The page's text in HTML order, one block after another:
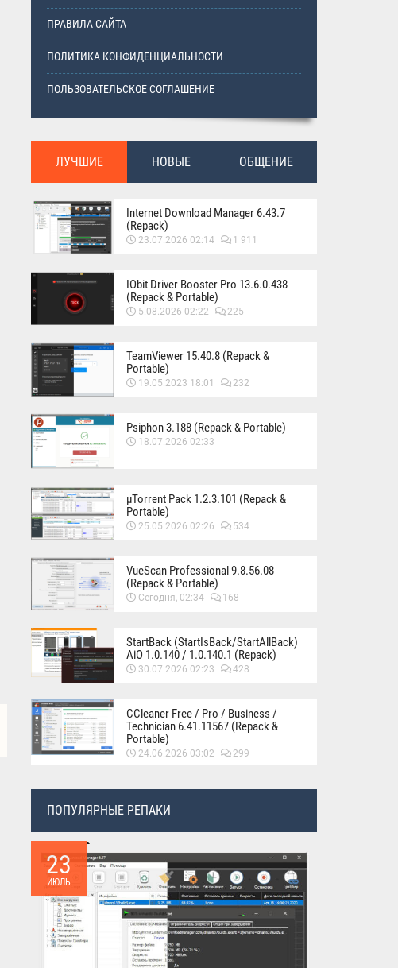
ПРАВИЛА САЙТА
ПОЛИТИКА КОНФИДЕНЦИАЛЬНОСТИ
ПОЛЬЗОВАТЕЛЬСКОЕ СОГЛАШЕНИЕ
ЛУЧШИЕ НОВЫЕ ОБЩЕНИЕ
Internet Download Manager 6.43.7
(Repack)
23.07.2026 02:14 1 911
IObit Driver Booster Pro 13.6.0.438
(Repack & Portable)
5.08.2026 02:22 225
TeamViewer 15.40.8 (Repack &
Portable)
19.05.2023 18:01 232
Psiphon 3.188 (Repack & Portable)
18.07.2026 02:33
µTorrent Pack 1.2.3.101 (Repack &
Portable)
25.05.2026 02:26 534
VueScan Professional 9.8.56.08
(Repack & Portable)
Сегодня, 02:34 168
StartBack (StartIsBack/StartAllBack)
AiO 1.0.140 / 1.0.140.1 (Repack)
30.07.2026 02:23 428
CCleaner Free / Pro / Business /
Technician 6.41.11567 (Repack &
Portable)
24.06.2026 03:02 299
ПОПУЛЯРНЫЕ РЕПАКИ
23
ИЮЛЬ